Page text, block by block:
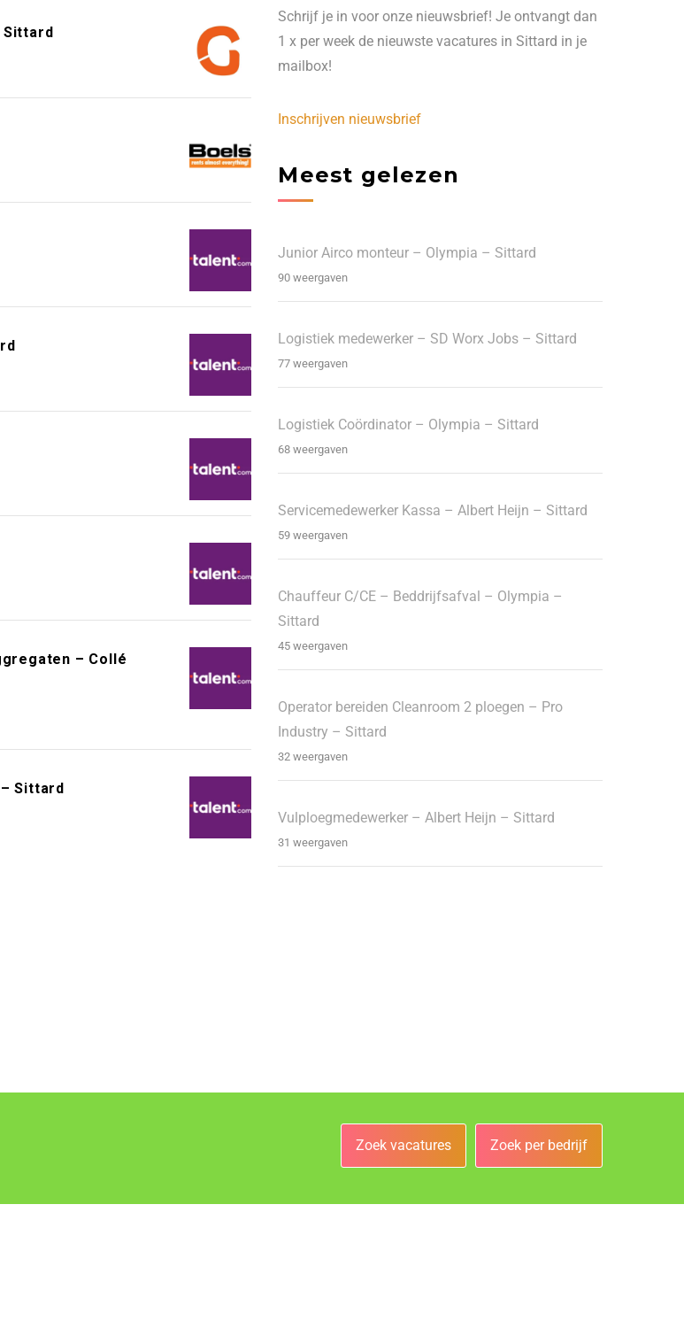
– Collé
Sittard
Schrijf je in voor onze nieuwsbrief! Je ontvangt dan
1 x per week de nieuwste vacatures in Sittard in je
mailbox!
Inschrijven nieuwsbrief
Meest gelezen
Junior Airco monteur – Olympia – Sittard
90 weergaven
Logistiek medewerker – SD Worx Jobs – Sittard
77 weergaven
Logistiek Coördinator – Olympia – Sittard
68 weergaven
Servicemedewerker Kassa – Albert Heijn – Sittard
59 weergaven
Chauffeur C/CE – Beddrijfsafval – Olympia –
Sittard
45 weergaven
Operator bereiden Cleanroom 2 ploegen – Pro
Industry – Sittard
32 weergaven
Vulploegmedewerker – Albert Heijn – Sittard
31 weergaven
Zoek vacatures Zoek per bedrijf